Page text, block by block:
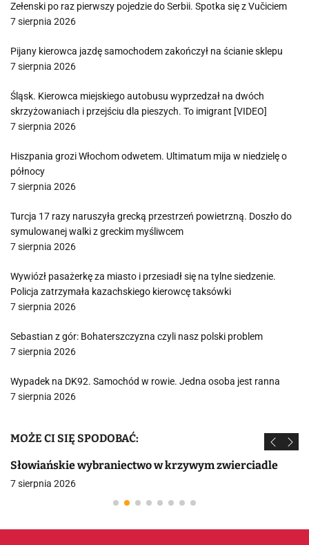
Zełenski po raz pierwszy pojedzie do Serbii. Spotka się z Vučiciem
7 sierpnia 2026
Pijany kierowca jazdę samochodem zakończył na ścianie sklepu
7 sierpnia 2026
Śląsk. Kierowca miejskiego autobusu wyprzedzał na dwóch
skrzyżowaniach i przejściu dla pieszych. To imigrant [VIDEO]
7 sierpnia 2026
Hiszpania grozi Włochom odwetem. Ultimatum mija w niedzielę o
północy
7 sierpnia 2026
Turcja 17 razy naruszyła grecką przestrzeń powietrzną. Doszło do
symulowanej walki z greckim myśliwcem
7 sierpnia 2026
Wywiózł pasażerkę za miasto i przesiadł się na tylne siedzenie.
Policja zatrzymała kazachskiego kierowcę taksówki
7 sierpnia 2026
Sebastian z gór: Bohaterszczyzna czyli nasz polski problem
7 sierpnia 2026
Wypadek na DK92. Samochód w rowie. Jedna osoba jest ranna
7 sierpnia 2026
MOŻE CI SIĘ SPODOBAĆ:
Słowiańskie wybraniectwo w krzywym zwierciadle
7 sierpnia 2026